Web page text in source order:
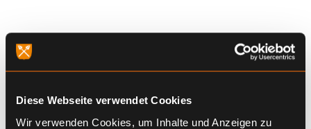
Diese Webseite verwendet Cookies
Wir verwenden Cookies, um Inhalte und Anzeigen zu